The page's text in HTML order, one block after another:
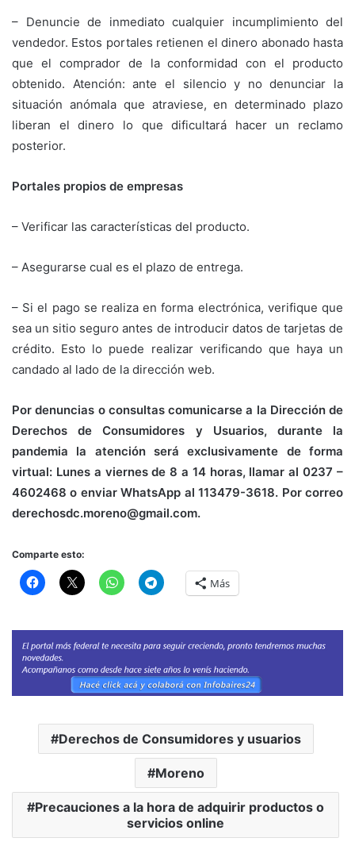
– Denuncie de inmediato cualquier incumplimiento del
vendedor. Estos portales retienen el dinero abonado hasta
que el comprador de la conformidad con el producto
obtenido. Atención: ante el silencio y no denunciar la
situación anómala que atraviese, en determinado plazo
liberan el dinero lo que dificultará hacer un reclamo
posterior.
Portales propios de empresas
– Verificar las características del producto.
– Asegurarse cual es el plazo de entrega.
– Si el pago se realiza en forma electrónica, verifique que
sea un sitio seguro antes de introducir datos de tarjetas de
crédito. Esto lo puede realizar verificando que haya un
candado al lado de la dirección web.
Por denuncias o consultas comunicarse a la Dirección de
Derechos de Consumidores y Usuarios, durante la
pandemia la atención será exclusivamente de forma
virtual: Lunes a viernes de 8 a 14 horas, llamar al 0237 –
4602468 o enviar WhatsApp al 113479-3618. Por correo
derechosdc.moreno@gmail.com.
Comparte esto:
Más
Derechos de Consumidores y usuarios
Moreno
Precauciones a la hora de adquirir productos o
servicios online